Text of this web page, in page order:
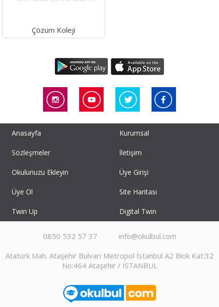
Çözüm Koleji
Anasayfa Kurumsal
Sözleşmeler İletişim
Okulunuzu Ekleyin Üye Girişi
Üye Ol Site Haritası
Twin Up Digital Twin
0850 532 57 37
info@okulbul.com
Atatürk Mah. Ataşehir Bulvarı Metropol İstanbul A2 Blok Kat:32
No:464 Ataşehir / İSTANBUL